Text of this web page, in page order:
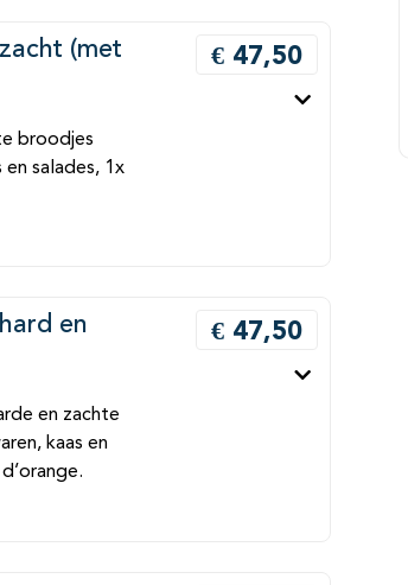
(met
broodjes
en salades, 1x
€ 47,50
en
en zachte
kaas en
€ 47,50